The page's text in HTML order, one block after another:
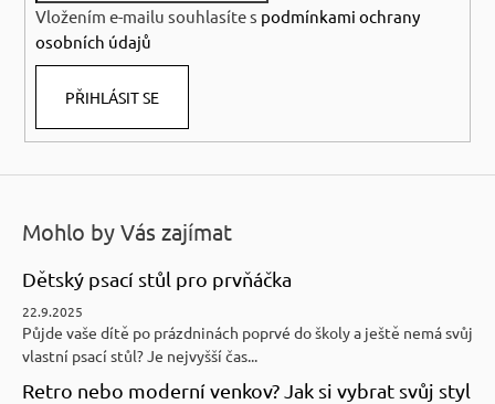
Vložením e-mailu souhlasíte s podmínkami ochrany
osobních údajů
PŘIHLÁSIT SE
Mohlo by Vás zajímat
Dětský psací stůl pro prvňáčka
22.9.2025
Půjde vaše dítě po prázdninách poprvé do školy a ještě nemá svůj
vlastní psací stůl? Je nejvyšší čas...
Retro nebo moderní venkov? Jak si vybrat svůj styl